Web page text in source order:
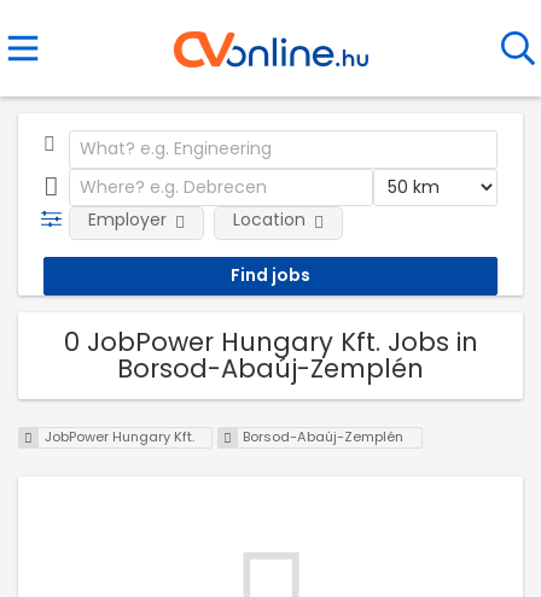
Employer Location
0 JobPower Hungary Kft. Jobs in
Borsod-Abaúj-Zemplén
JobPower Hungary Kft. Borsod-Abaúj-Zemplén